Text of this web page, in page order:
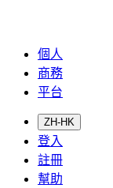
個人
商務
平台
ZH-HK
登入
註冊
幫助